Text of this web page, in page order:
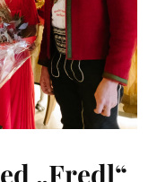
„Fredl“